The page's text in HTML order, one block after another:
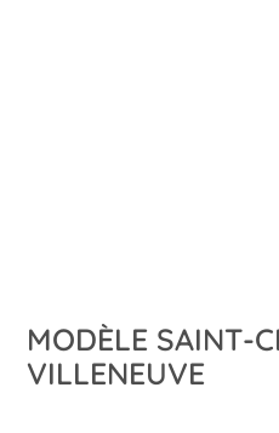
MODÈLE SAINT-
VILLENEUVE